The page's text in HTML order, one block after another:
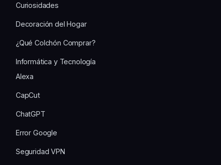
Curiosidades
Decoración del Hogar
¿Qué Colchón Comprar?
Informática y Tecnología
Alexa
CapCut
ChatGPT
Error Google
Seguridad VPN